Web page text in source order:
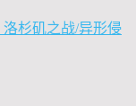
洛杉矶之战/异形侵